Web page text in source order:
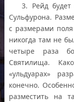
3. Рейд будет
Сульфурона.
с размерами
никогда там не
четыре раза
Святилища.
«ульдуарах»
конечно.
разместить на